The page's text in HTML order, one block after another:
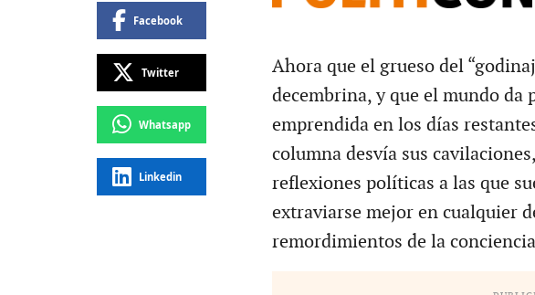
Facebook
Twitter
Whatsapp
Linkedin
Ahora que el grueso del
decembrina, y que el mundo
emprendida en los días
columna desvía sus
reflexiones políticas a las que
extraviarse mejor en cualquier
remordimientos de la